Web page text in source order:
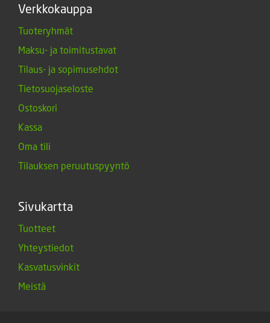
Verkkokauppa
Tuoteryhmät
Maksu- ja toimitustavat
Tilaus- ja sopimusehdot
Tietosuojaseloste
Ostoskori
Kassa
Oma tili
Tilauksen peruutuspyyntö
Sivukartta
Tuotteet
Yhteystiedot
Kasvatusvinkit
Meistä